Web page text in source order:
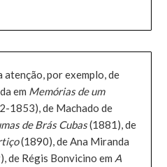
atenção, por exemplo, de
em Memórias de um
1853), de Machado de
de Brás Cubas(1881), de
(1890), de Ana Miranda
de Régis Bonvicino em A